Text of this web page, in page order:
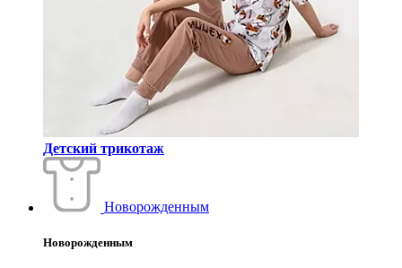
Детский трикотаж
Новорожденным
Новорожденным